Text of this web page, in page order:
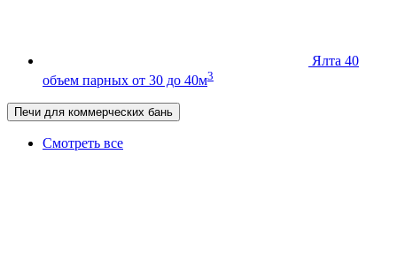
Ялта 40
объем парных от 30 до 40м3
Печи для коммерческих бань
Смотреть все